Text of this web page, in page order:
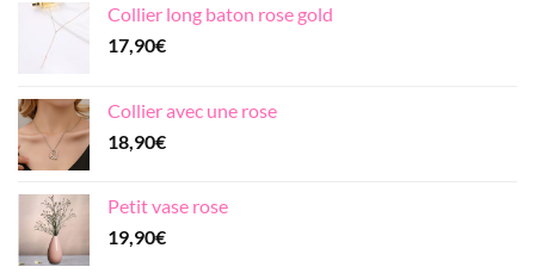
Collier long baton rose gold
17,90€
Collier avec une rose
18,90€
Petit vase rose
19,90€